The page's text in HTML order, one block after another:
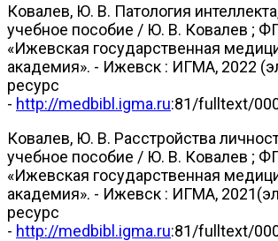
Ковалев, Ю. В. Патология
учебное пособие / Ю. В. Ковалев ;
«Ижевская государственная
академия». - Ижевск : ИГМА, 2022
ресурс
- http://medbibl.igma.ru:81/fulltext/
Ковалев, Ю. В. Расстройства
учебное пособие / Ю. В. Ковалев ;
«Ижевская государственная
академия». - Ижевск : ИГМА,
ресурс
- http://medbibl.igma.ru:81/fulltext/